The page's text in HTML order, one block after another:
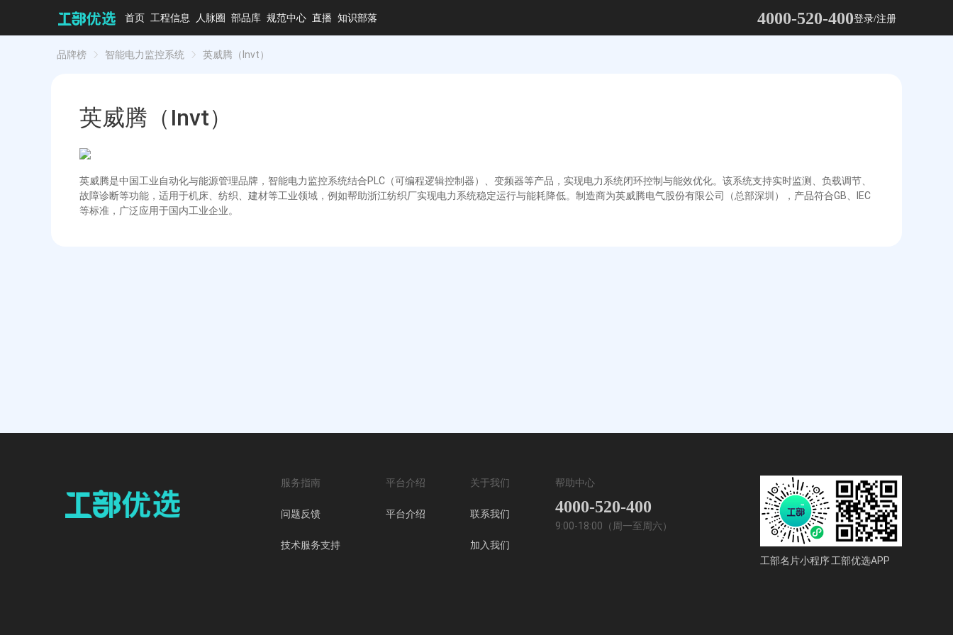
首页 工程信息 人脉圈 部品库 规范中心 直播 知识部落 4000-520-400登录/注册
品牌榜 智能电力监控系统 英威腾（Invt）
英威腾（Invt）
英威腾是中国工业自动化与能源管理品牌，智能电力监控系统结合PLC（可编程逻辑控制器）、变频器等产品，实现电力系统闭环控制与能效优化。该系统支持实时监测、负载调节、
故障诊断等功能，适用于机床、纺织、建材等工业领域，例如帮助浙江纺织厂实现电力系统稳定运行与能耗降低。制造商为英威腾电气股份有限公司（总部深圳），产品符合GB、IEC
等标准，广泛应用于国内工业企业。
服务指南
问题反馈
技术服务支持
平台介绍
平台介绍
关于我们
联系我们
加入我们
帮助中心
4000-520-400
9:00-18:00（周一至周六）
工部名片小程序工部优选APP